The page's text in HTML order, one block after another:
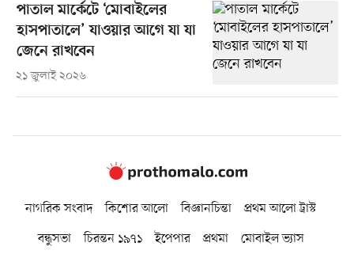
পাতাল মার্কেটে ‘মোবাইলের
হাসপাতালে’ যাওয়ার আগে যা যা
জেনে রাখবেন
২১ জুলাই ২০২৬
নাগরিক সংবাদ কিশোর আলো বিজ্ঞানচিন্তা
প্রথম আলো ট্রাস্ট
বন্ধুসভা
চিরন্তন ১৯৭১ ইপেপার প্রথমা মোবাইল ভ্যাস